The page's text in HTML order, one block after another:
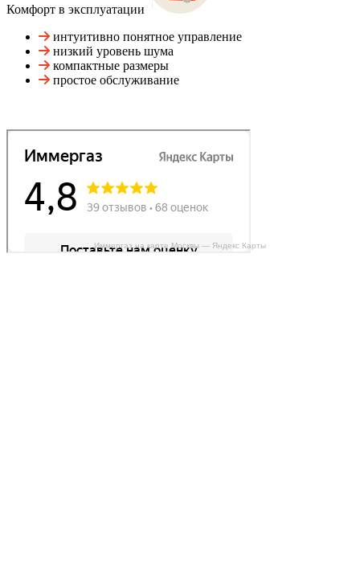
Комфорт в эксплуатации
интуитивно понятное управление
низкий уровень шума
компактные размеры
простое обслуживание
Иммергаз на карте Москвы — Яндекс Карты